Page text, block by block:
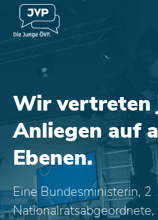
Wir vertreten
Anliegen auf
Ebenen.
Eine Bundesministerin, 2